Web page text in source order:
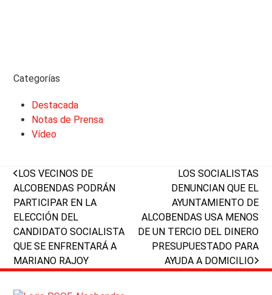
Categorías
Destacada
Notas de Prensa
Vídeo
previous
post:
LOS VECINOS DE
ALCOBENDAS PODRÁN
PARTICIPAR EN LA
ELECCIÓN DEL
CANDIDATO SOCIALISTA
QUE SE ENFRENTARÁ A
MARIANO RAJOY
next
post:
LOS SOCIALISTAS
DENUNCIAN QUE EL
AYUNTAMIENTO DE
ALCOBENDAS USA MENOS
DE UN TERCIO DEL DINERO
PRESUPUESTADO PARA
AYUDA A DOMICILIO